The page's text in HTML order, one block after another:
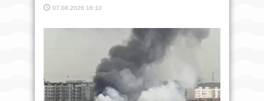
07.08.2026 16:10